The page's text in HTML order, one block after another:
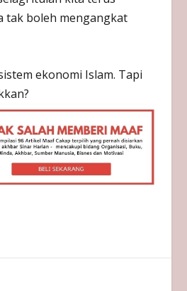
tak boleh mengangkat
ekonomi Islam. Tapi